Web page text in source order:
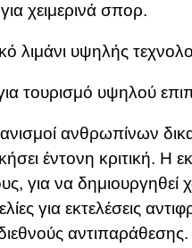
χειμερινά σπορ.
λιμάνι υψηλής
τουρισμό υψηλού
ανθρωπίνων
έντονη κριτική. Η
για να δημιουργηθεί
για εκτελέσεις
αντιπαράθεσης.